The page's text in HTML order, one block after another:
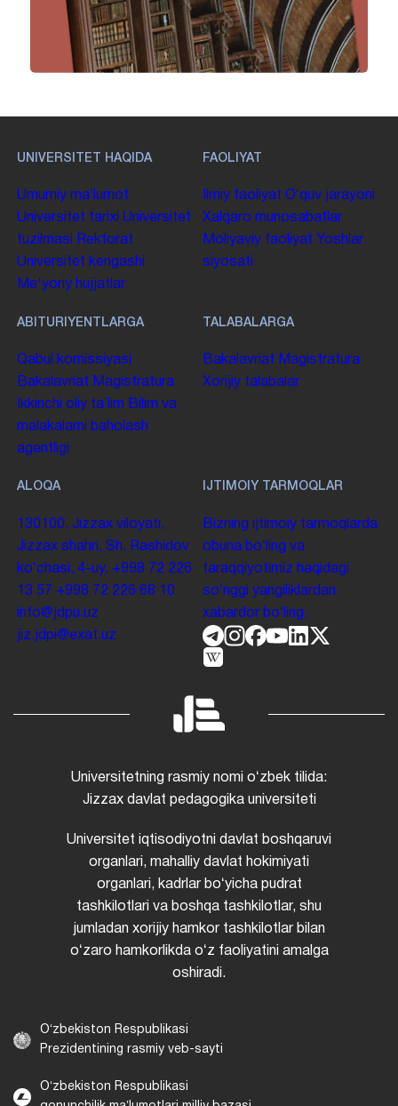
UNIVERSITET HAQIDA
Umumiy maʼlumot
Universitet tarixi Universitet
tuzilmasi
Rektorat
Universitet kengashi
Me'yoriy hujjatlar
FAOLIYAT
Ilmiy faoliyat Oʻquv jarayoni
Xalqaro munosabatlar
Moliyaviy faoliyat Yoshlar
siyosati
ABITURIYENTLARGA
Qabul komissiyasi
Bakalavriat Magistratura
Ikkinchi oliy taʼlim Bilim va
malakalarni baholash
agentligi
TALABALARGA
Bakalavriat Magistratura
Xorijiy talabalar
ALOQA
130100. Jizzax viloyati,
Jizzax shahri, Sh. Rashidov
koʻchasi, 4-uy. +998 72 226
13 57 +998 72 226 68 10
info@jdpu.uz
jiz.jdpi@exat.uz
IJTIMOIY TARMOQLAR
Bizning ijtimoiy tarmoqlarda
obuna boʻling va
taraqqiyotimiz haqidagi
soʻnggi yangiliklardan
xabardor boʻling.
Universitetning rasmiy nomi oʻzbek tilida:
Jizzax davlat pedagogika universiteti
Universitet iqtisodiyotni davlat boshqaruvi
organlari, mahalliy davlat hokimiyati
organlari, kadrlar boʻyicha pudrat
tashkilotlari va boshqa tashkilotlar, shu
jumladan xorijiy hamkor tashkilotlar bilan
oʻzaro hamkorlikda oʻz faoliyatini amalga
oshiradi.
Oʻzbekiston Respublikasi
Prezidentining rasmiy veb-sayti
Oʻzbekiston Respublikasi